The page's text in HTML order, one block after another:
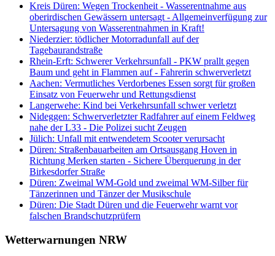
Kreis Düren: Wegen Trockenheit - Wasserentnahme aus
oberirdischen Gewässern untersagt - Allgemeinverfügung zur
Untersagung von Wasserentnahmen in Kraft!
Niederzier: tödlicher Motorradunfall auf der
Tagebaurandstraße
Rhein-Erft: Schwerer Verkehrsunfall - PKW prallt gegen
Baum und geht in Flammen auf - Fahrerin schwerverletzt
Aachen: Vermutliches Verdorbenes Essen sorgt für großen
Einsatz von Feuerwehr und Rettungsdienst
Langerwehe: Kind bei Verkehrsunfall schwer verletzt
Nideggen: Schwerverletzter Radfahrer auf einem Feldweg
nahe der L33 - Die Polizei sucht Zeugen
Jülich: Unfall mit entwendetem Scooter verursacht
Düren: Straßenbauarbeiten am Ortsausgang Hoven in
Richtung Merken starten - Sichere Überquerung in der
Birkesdorfer Straße
Düren: Zweimal WM-Gold und zweimal WM-Silber für
Tänzerinnen und Tänzer der Musikschule
Düren: Die Stadt Düren und die Feuerwehr warnt vor
falschen Brandschutzprüfern
Wetterwarnungen NRW